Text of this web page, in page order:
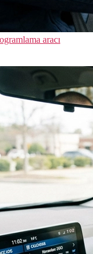
aracı